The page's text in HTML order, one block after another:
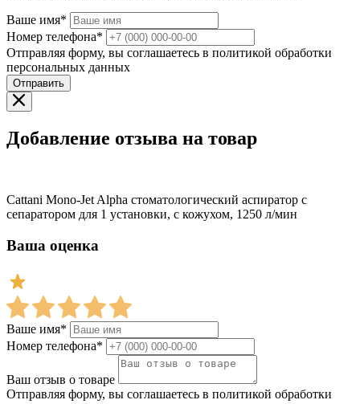
Ваше имя*
Номер телефона*
Отправляя форму, вы соглашаетесь в политикой обработки
персональных данных
Отправить
Добавление отзыва на товар
Cattani Mono-Jet Alpha стоматологический аспиратор с
сепаратором для 1 установки, с кожухом, 1250 л/мин
Ваша оценка
Ваше имя*
Номер телефона*
Ваш отзыв о товаре
Отправляя форму, вы соглашаетесь в политикой обработки